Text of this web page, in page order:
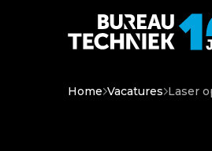
Home Vacatures Laser